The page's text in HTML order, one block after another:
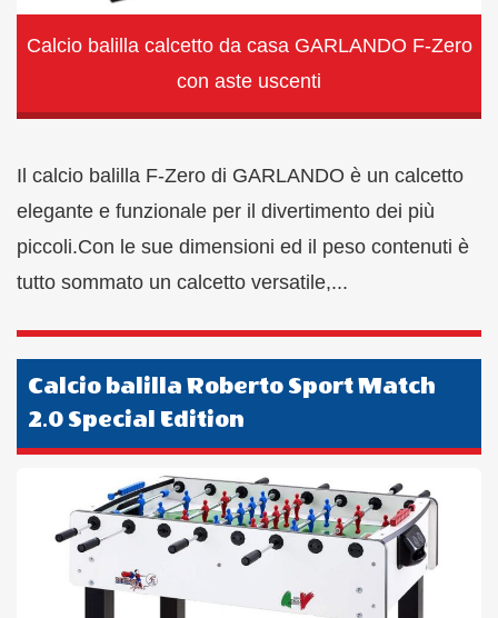
Calcio balilla calcetto da casa GARLANDO F-Zero
con aste uscenti
Il calcio balilla F-Zero di GARLANDO è un calcetto
elegante e funzionale per il divertimento dei più
piccoli.Con le sue dimensioni ed il peso contenuti è
tutto sommato un calcetto versatile,...
Calcio balilla Roberto Sport Match
2.0 Special Edition